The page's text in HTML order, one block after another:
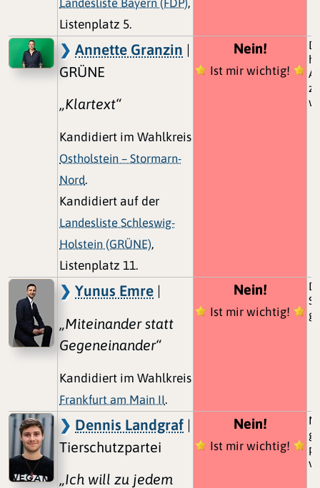
Listenplatz 5.
Annette Granzin |
GRÜNE
„Klartext“
Kandidiert im Wahlkreis
Ostholstein – Stormarn-
Nord.
Kandidiert auf der
Landesliste Schleswig-
Holstein (GRÜNE),
Listenplatz 11.
Nein!
Ist mir wichtig!
Yunus Emre |
„Miteinander statt
Gegeneinander“
Kandidiert im Wahlkreis
Frankfurt am Main II.
Nein!
Ist mir wichtig!
Dennis Landgraf |
Tierschutzpartei
„Ich will zu jedem
Nein!
Ist mir wichtig!